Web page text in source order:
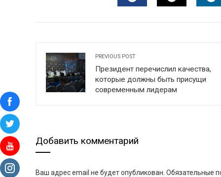
PREVIOUS POST
Президент перечислил качества,
которые должны быть присущи
современным лидерам
Добавить комментарий
Ваш адрес email не будет опубликован. Обязательные